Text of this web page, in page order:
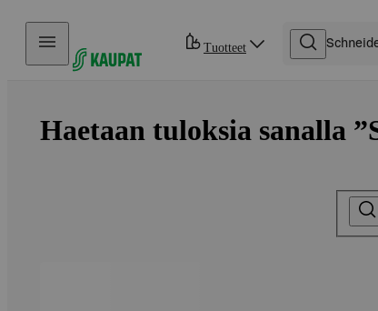
Hyppää sisältöön
Tuotteet
Haetaan tuloksia sanalla